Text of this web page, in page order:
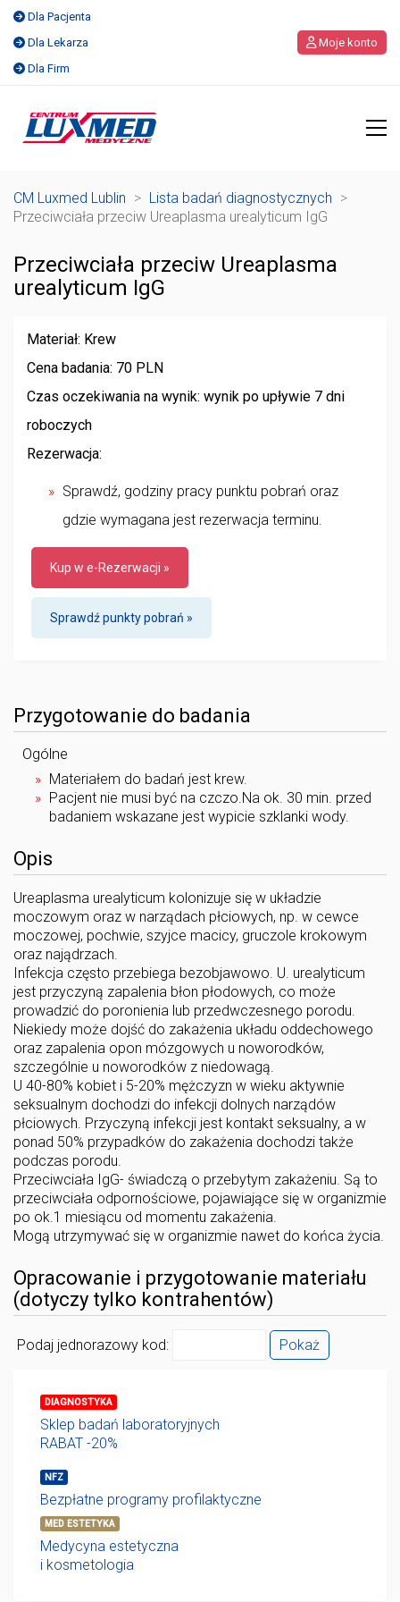
Dla Pacjenta
Dla Lekarza
Dla Firm
Moje konto
CM Luxmed Lublin > Lista badań diagnostycznych >
Przeciwciała przeciw Ureaplasma urealyticum IgG
Przeciwciała przeciw Ureaplasma
urealyticum IgG
Materiał: Krew
Cena badania: 70 PLN
Czas oczekiwania na wynik: wynik po upływie 7 dni
roboczych
Rezerwacja:
Sprawdź, godziny pracy punktu pobrań oraz
gdzie wymagana jest rezerwacja terminu.
Kup w e-Rezerwacji »
Sprawdź punkty pobrań »
Przygotowanie do badania
Ogólne
Materiałem do badań jest krew.
Pacjent nie musi być na czczo.Na ok. 30 min. przed
badaniem wskazane jest wypicie szklanki wody.
Opis
Ureaplasma urealyticum kolonizuje się w układzie
moczowym oraz w narządach płciowych, np. w cewce
moczowej, pochwie, szyjce macicy, gruczole krokowym
oraz najądrzach.
Infekcja często przebiega bezobjawowo. U. urealyticum
jest przyczyną zapalenia błon płodowych, co może
prowadzić do poronienia lub przedwczesnego porodu.
Niekiedy może dojść do zakażenia układu oddechowego
oraz zapalenia opon mózgowych u noworodków,
szczególnie u noworodków z niedowagą.
U 40-80% kobiet i 5-20% mężczyzn w wieku aktywnie
seksualnym dochodzi do infekcji dolnych narządów
płciowych. Przyczyną infekcji jest kontakt seksualny, a w
ponad 50% przypadków do zakażenia dochodzi także
podczas porodu.
Przeciwciała IgG- świadczą o przebytym zakażeniu. Są to
przeciwciała odpornościowe, pojawiające się w organizmie
po ok.1 miesiącu od momentu zakażenia.
Mogą utrzymywać się w organizmie nawet do końca życia.
Opracowanie i przygotowanie materiału
(dotyczy tylko kontrahentów)
Podaj jednorazowy kod: Pokaż
DIAGNOSTYKA
Sklep badań laboratoryjnych
RABAT -20%
NFZ
Bezpłatne programy profilaktyczne
MED ESTETYKA
Medycyna estetyczna
i kosmetologia